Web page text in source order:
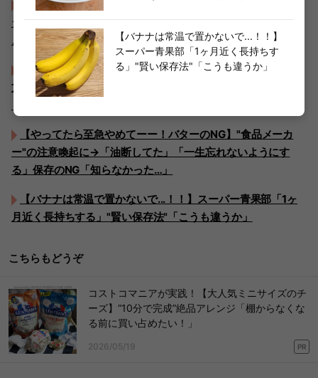
【お願い！"1袋98円の"えのきは炒め物にしないで！】笠原
シェフが披露した『震えるほどうまい食べ方』3パック瞬殺だ
よ！
【やってたらすぐやめて！アルミホイルの落とし蓋の使い
方】"思わずゾッ…！"→東京都保健医療局が回答「やりがちか
【やってたら至急やめてーー！バターのNG】"食品メーカ
ー"の注意喚起に→「油断してた」「一生忘れないようにす
る」保存のNG「知らなかった…」
【バナナは常温で置かないで...！！】スーパー青果部「1ヶ
月近く長持ちする」"賢い保存法"「こうも違うか」
こちらもどうぞ
コストコマニアが実践！【大人気ミニサイズのチ
ーズ】“10分で完成”絶品アレンジ「棚からなくな
る前に買い占めたい！」
2026/05/19 PR
【バナナは常温で置かないで...！！】
スーパー青果部「1ヶ月近く長持ちす
る」"賢い保存法"「こうも違うか」